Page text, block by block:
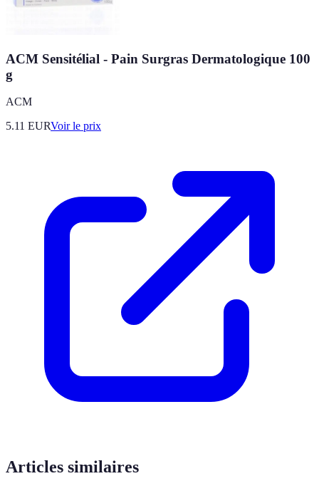
ACM Sensitélial - Pain Surgras Dermatologique 100
g
ACM
5.11 EURVoir le prix
Articles similaires